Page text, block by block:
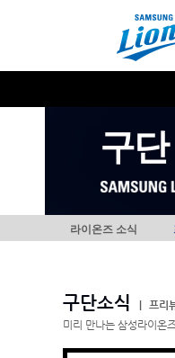
구단
라이온즈 소식
구단소식
프리
미리 만나는 삼성라이온